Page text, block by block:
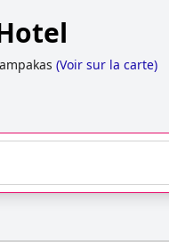
(Voir sur la carte)